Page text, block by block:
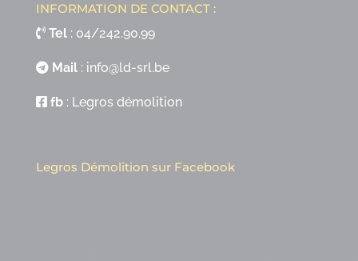
INFORMATION DE CONTACT :
Tel: 04/242.90.99
Mail: info@ld-srl.be
fb: Legros démolition
Legros Démolition sur Facebook